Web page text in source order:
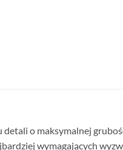
o maksymalnej
wymagających